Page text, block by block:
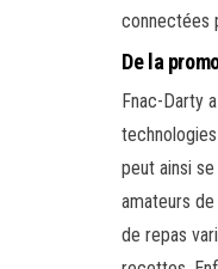
connectées
De la
Fnac-Darty
peut ainsi
amateurs
de repas